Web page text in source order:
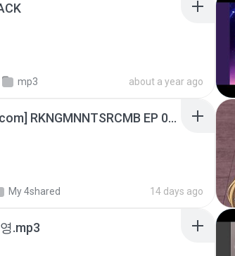
mp3 about a year ago
[Witanime.com] RKNGMNNTSRCMB EP 05 HD.mp4
My 4shared 14 days ago
.mp3